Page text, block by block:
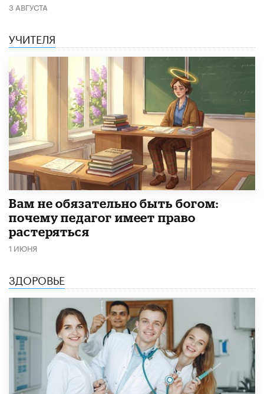
3 АВГУСТА
УЧИТЕЛЯ
​Вам не обязательно быть богом:
почему педагог имеет право
растеряться
1 ИЮНЯ
ЗДОРОВЬЕ